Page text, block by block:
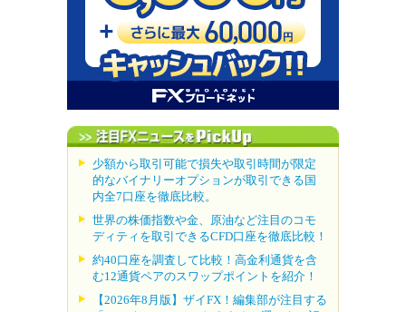
少額から取引可能で損失や取引時間が限定
的なバイナリーオプションが取引できる国
内全7口座を徹底比較。
世界の株価指数や金、原油など注目のコモ
ディティを取引できるCFD口座を徹底比較！
約40口座を調査して比較！高金利通貨を含
む12通貨ペアのスワップポイントを紹介！
【2026年8月版】ザイFX！編集部が注目する